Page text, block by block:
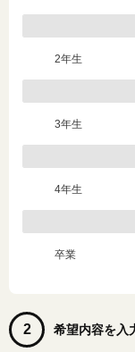
2年生
3年生
4年生
卒業
2 希望内容を入